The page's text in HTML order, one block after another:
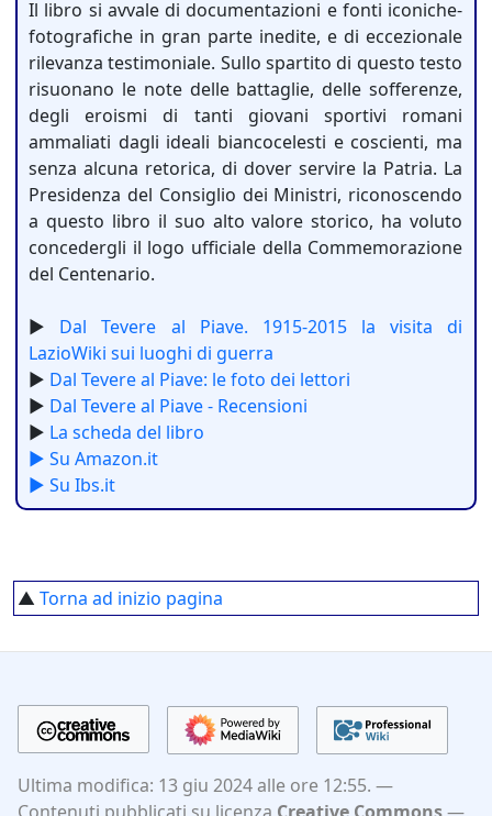
Il libro si avvale di documentazioni e fonti iconiche-
fotografiche in gran parte inedite, e di eccezionale
rilevanza testimoniale. Sullo spartito di questo testo
risuonano le note delle battaglie, delle sofferenze,
degli eroismi di tanti giovani sportivi romani
ammaliati dagli ideali biancocelesti e coscienti, ma
senza alcuna retorica, di dover servire la Patria. La
Presidenza del Consiglio dei Ministri, riconoscendo
a questo libro il suo alto valore storico, ha voluto
concedergli il logo ufficiale della Commemorazione
del Centenario.
► Dal Tevere al Piave. 1915-2015 la visita di
LazioWiki sui luoghi di guerra
► Dal Tevere al Piave: le foto dei lettori
► Dal Tevere al Piave - Recensioni
► La scheda del libro
► Su Amazon.it
► Su Ibs.it
▲ Torna ad inizio pagina
Ultima modifica: 13 giu 2024 alle ore 12:55.
Contenuti pubblicati su licenza Creative Commons